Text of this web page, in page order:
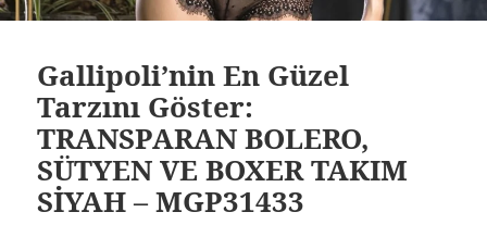
Gallipoli’nin En Güzel
Tarzını Göster:
TRANSPARAN BOLERO,
SÜTYEN VE BOXER TAKIM
SİYAH – MGP31433